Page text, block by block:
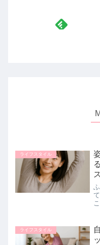
ライフスタイル
ライフスタイル